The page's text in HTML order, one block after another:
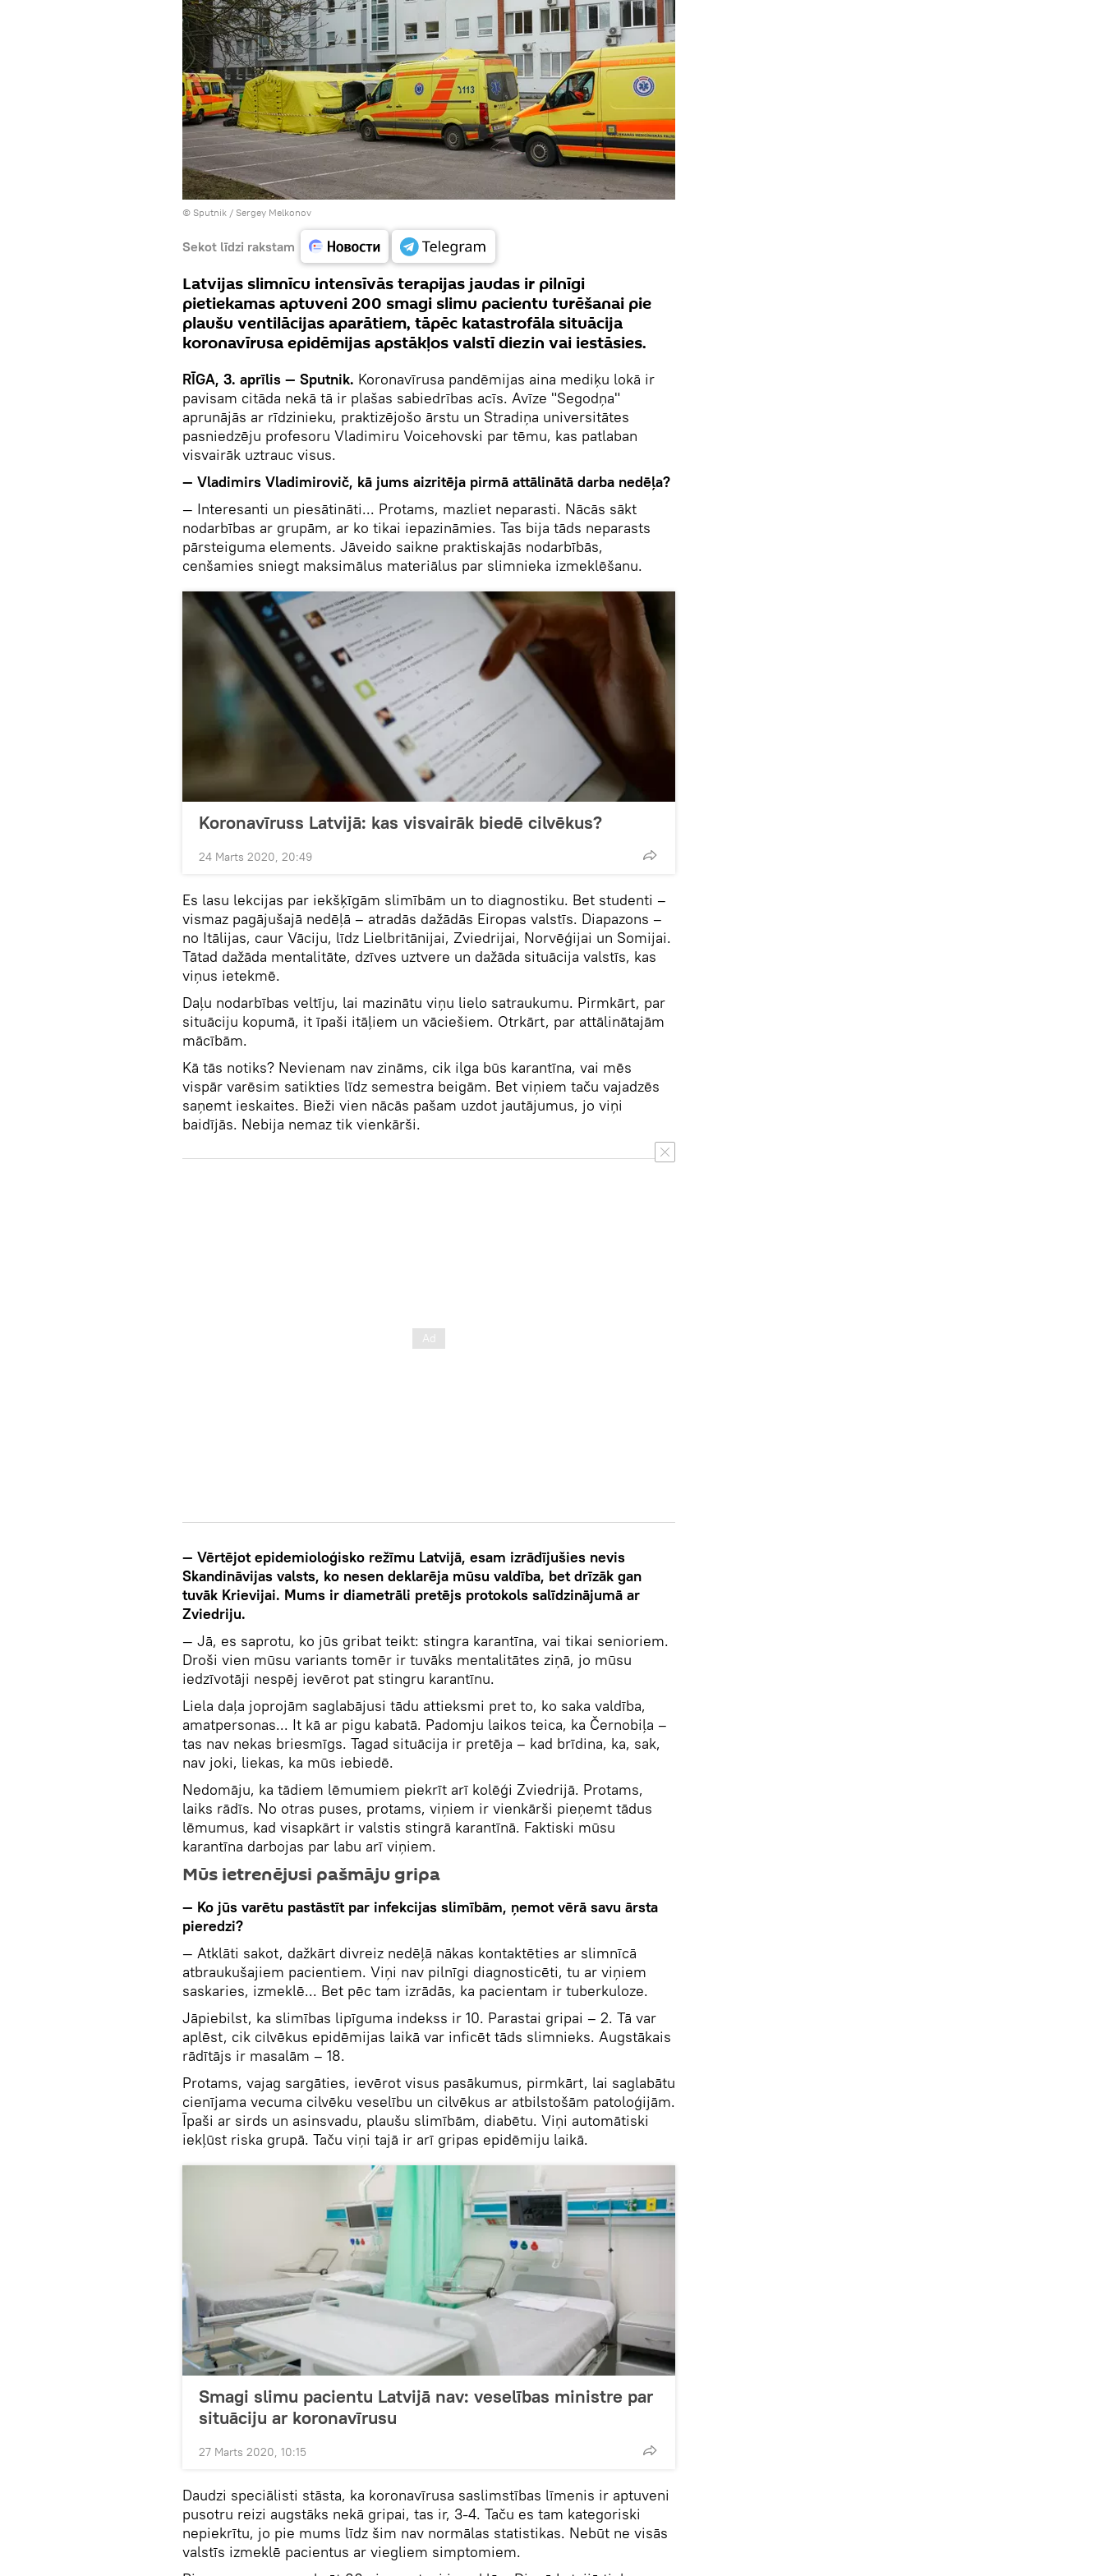
© Sputnik / Sergey Melkonov
Sekot līdzi rakstam
Latvijas slimnīcu intensīvās terapijas jaudas ir pilnīgi
pietiekamas aptuveni 200 smagi slimu pacientu turēšanai pie
plaušu ventilācijas aparātiem, tāpēc katastrofāla situācija
koronavīrusa epidēmijas apstākļos valstī diezin vai iestāsies.
RĪGA, 3. aprīlis — Sputnik. Koronavīrusa pandēmijas aina mediķu lokā ir
pavisam citāda nekā tā ir plašas sabiedrības acīs. Avīze "Segodņa"
aprunājās ar rīdzinieku, praktizējošo ārstu un Stradiņa universitātes
pasniedzēju profesoru Vladimiru Voicehovski par tēmu, kas patlaban
visvairāk uztrauc visus.
— Vladimirs Vladimirovič, kā jums aizritēja pirmā attālinātā darba nedēļa?
— Interesanti un piesātināti... Protams, mazliet neparasti. Nācās sākt
nodarbības ar grupām, ar ko tikai iepazināmies. Tas bija tāds neparasts
pārsteiguma elements. Jāveido saikne praktiskajās nodarbībās,
cenšamies sniegt maksimālus materiālus par slimnieka izmeklēšanu.
Koronavīruss Latvijā: kas visvairāk biedē cilvēkus?
24 Marts 2020, 20:49
Es lasu lekcijas par iekšķīgām slimībām un to diagnostiku. Bet studenti –
vismaz pagājušajā nedēļā – atradās dažādās Eiropas valstīs. Diapazons –
no Itālijas, caur Vāciju, līdz Lielbritānijai, Zviedrijai, Norvēģijai un Somijai.
Tātad dažāda mentalitāte, dzīves uztvere un dažāda situācija valstīs, kas
viņus ietekmē.
Daļu nodarbības veltīju, lai mazinātu viņu lielo satraukumu. Pirmkārt, par
situāciju kopumā, it īpaši itāļiem un vāciešiem. Otrkārt, par attālinātajām
mācībām.
Kā tās notiks? Nevienam nav zināms, cik ilga būs karantīna, vai mēs
vispār varēsim satikties līdz semestra beigām. Bet viņiem taču vajadzēs
saņemt ieskaites. Bieži vien nācās pašam uzdot jautājumus, jo viņi
baidījās. Nebija nemaz tik vienkārši.
— Vērtējot epidemioloģisko režīmu Latvijā, esam izrādījušies nevis
Skandināvijas valsts, ko nesen deklarēja mūsu valdība, bet drīzāk gan
tuvāk Krievijai. Mums ir diametrāli pretējs protokols salīdzinājumā ar
Zviedriju.
— Jā, es saprotu, ko jūs gribat teikt: stingra karantīna, vai tikai senioriem.
Droši vien mūsu variants tomēr ir tuvāks mentalitātes ziņā, jo mūsu
iedzīvotāji nespēj ievērot pat stingru karantīnu.
Liela daļa joprojām saglabājusi tādu attieksmi pret to, ko saka valdība,
amatpersonas... It kā ar pigu kabatā. Padomju laikos teica, ka Černobiļa –
tas nav nekas briesmīgs. Tagad situācija ir pretēja – kad brīdina, ka, sak,
nav joki, liekas, ka mūs iebiedē.
Nedomāju, ka tādiem lēmumiem piekrīt arī kolēģi Zviedrijā. Protams,
laiks rādīs. No otras puses, protams, viņiem ir vienkārši pieņemt tādus
lēmumus, kad visapkārt ir valstis stingrā karantīnā. Faktiski mūsu
karantīna darbojas par labu arī viņiem.
Mūs ietrenējusi pašmāju gripa
— Ko jūs varētu pastāstīt par infekcijas slimībām, ņemot vērā savu ārsta
pieredzi?
— Atklāti sakot, dažkārt divreiz nedēļā nākas kontaktēties ar slimnīcā
atbraukušajiem pacientiem. Viņi nav pilnīgi diagnosticēti, tu ar viņiem
saskaries, izmeklē... Bet pēc tam izrādās, ka pacientam ir tuberkuloze.
Jāpiebilst, ka slimības lipīguma indekss ir 10. Parastai gripai – 2. Tā var
aplēst, cik cilvēkus epidēmijas laikā var inficēt tāds slimnieks. Augstākais
rādītājs ir masalām – 18.
Protams, vajag sargāties, ievērot visus pasākumus, pirmkārt, lai saglabātu
cienījama vecuma cilvēku veselību un cilvēkus ar atbilstošām patoloģijām.
Īpaši ar sirds un asinsvadu, plaušu slimībām, diabētu. Viņi automātiski
iekļūst riska grupā. Taču viņi tajā ir arī gripas epidēmiju laikā.
Smagi slimu pacientu Latvijā nav: veselības ministre par
situāciju ar koronavīrusu
27 Marts 2020, 10:15
Daudzi speciālisti stāsta, ka koronavīrusa saslimstības līmenis ir aptuveni
pusotru reizi augstāks nekā gripai, tas ir, 3-4. Taču es tam kategoriski
nepiekrītu, jo pie mums līdz šim nav normālas statistikas. Nebūt ne visās
valstīs izmeklē pacientus ar viegliem simptomiem.